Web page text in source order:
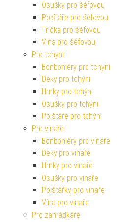
Osušky pro šéfovou
Polštáře pro šéfovou
Trička pro šéfovou
Vína pro šéfovou
Pro tchyni
Bonboniéry pro tchyni
Deky pro tchýni
Hrnky pro tchýni
Osušky pro tchýni
Polštáře pro tchýni
Pro vinaře
Bonboniéry pro vinaře
Deky pro vinaře
Hrnky pro vinaře
Osušky pro vinaře
Polštářky pro vinaře
Vína pro vinaře
Pro zahrádkáře